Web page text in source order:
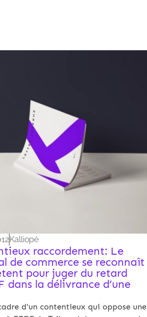
Kalliopé
raccordement: Le
de commerce se reconnaît
pour juger du retard
dans la délivrance d’une
d'un contentieux qui oppose une